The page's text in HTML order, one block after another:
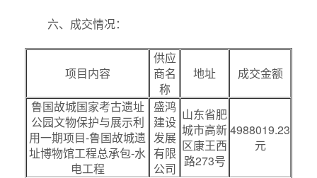
六、成交情况：
项目内容
供应
商名
称
地址 成交金额
鲁国故城国家考古遗址
公园文物保护与展示利
用一期项目-鲁国故城遗
址博物馆工程总承包-水
电工程
盛鸿
建设
发展
有限
公司
山东省肥
城市高新
区康王西
路273号
4988019.23
元